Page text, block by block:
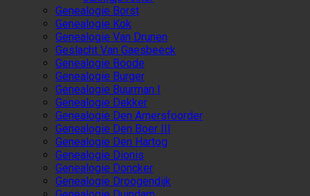
Genealogie Borst
Genealogie Kok
Genealogie Van Drunen
Geslacht Van Gaesbeeck
Genealogie Boode
Genealogie Burger
Genealogie Buurman I
Genealogie Dekker
Genealogie Den Amersfoorder
Genealogie Den Boer III
Genealogie Den Hartog
Genealogie Dionis
Genealogie Doncker
Genealogie Droogendijk